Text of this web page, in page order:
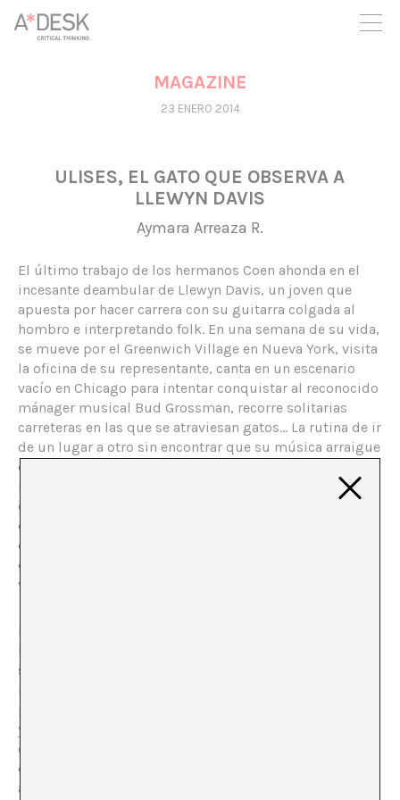
crees también en A*DESK seguimos necesitándote para poder
seguir adelante. Ahora puedes participar del proyecto y
apoyarlo.
MAGAZINE
23 ENERO 2014
ULISES, EL GATO QUE OBSERVA A
LLEWYN DAVIS
Aymara Arreaza R.
El último trabajo de los hermanos Coen ahonda en el
incesante deambular de Llewyn Davis, un joven que
apuesta por hacer carrera con su guitarra colgada al
hombro e interpretando folk. En una semana de su vida,
se mueve por el Greenwich Village en Nueva York, visita
la oficina de su representante, canta en un escenario
vacío en Chicago para intentar conquistar al reconocido
mánager musical Bud Grossman, recorre solitarias
carreteras en las que se atraviesan gatos… La rutina de ir
de un lugar a otro sin encontrar que su música arraigue
entre los espectadores y productores introduce una
noción del vagar que no está vinculada con el no saber
qué hacer. El personaje tiene claro a qué se quiere
dedicar y no se doblegará ante otros. Itinera por el
circuito del espectáculo con una convicción obstinada
que parece gritarle que su única garantía es su
vocación errante.
Pero atención: Llewyn Davis debe aprender algo de
Ulises, el gato que se asoma en el filme como una
sombra, la verdadera contraparte del protagonista. En
realidad el que nos está hablando del presente. La
presencia del gato que no maúlla, no ronronea, observa
y de vez en cuando salta, nos advierte sobre una
constante. Se trata de “lo animal” (idea recurrente en
determinados textos de Jacques Derrida) y de los
atributos que se le han negado en la tradición del